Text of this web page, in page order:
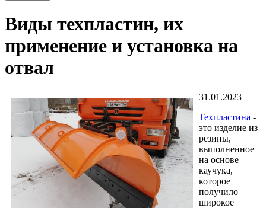
Виды техпластин, их
применение и установка на
отвал
31.01.2023
Техпластина -
это изделие из
резины,
выполненное
на основе
каучука,
которое
получило
широкое